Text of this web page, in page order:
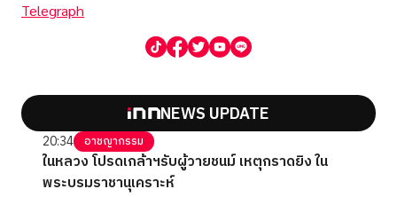
Telegraph
NEWS UPDATE
20:34 อาชญากรรม
ในหลวง โปรดเกล้าฯรับผู้วายชนม์ เหตุกราดยิง ใน
พระบรมราชานุเคราะห์